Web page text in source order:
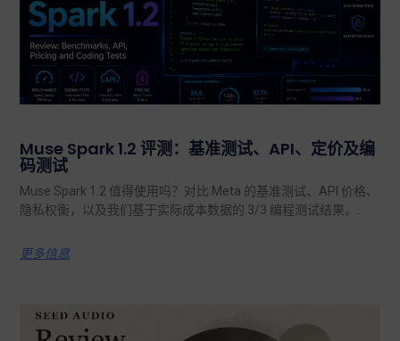
Muse Spark 1.2 评测：基准测试、API、定价及编
码测试
Muse Spark 1.2 值得使用吗？对比 Meta 的基准测试、API 价格、
隐私权衡，以及我们基于实际成本数据的 3/3 编程测试结果。.
更多信息